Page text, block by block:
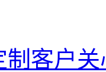
制客户